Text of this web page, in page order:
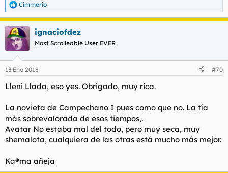
R
e
c
c
i
e
:
Cimmerio
ignaciofdez
Most Scrolleable User EVER
13 Ene 2018 #70
Lleni Llada, eso yes. Obrigado, muy rica.
La novieta de Campechano I pues como que no. La tía
más sobrevalorada de esos tiempos,.
Avatar No estaba mal del todo, pero muy seca, muy
shemalota, cualquiera de las otras está mucho más mejor.
Ka®ma añeja